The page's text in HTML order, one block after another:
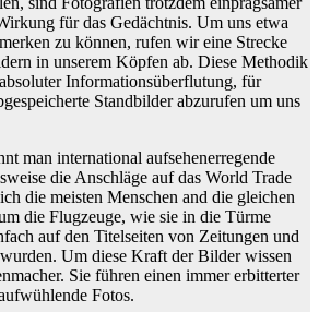
für das Gedächtnis. Um uns etwa
zu können, rufen wir eine Strecke
in unserem Köpfen ab. Diese Methodik
Informationsüberflutung, für
Standbilder abzurufen um uns
man international aufsehenerregende
die Anschläge auf das World Trade
die meisten Menschen and die gleichen
die Flugzeuge, wie sie in die Türme
auf den Titelseiten von Zeitungen und
Um diese Kraft der Bilder wissen
Sie führen einen immer erbitterter
Fotos.